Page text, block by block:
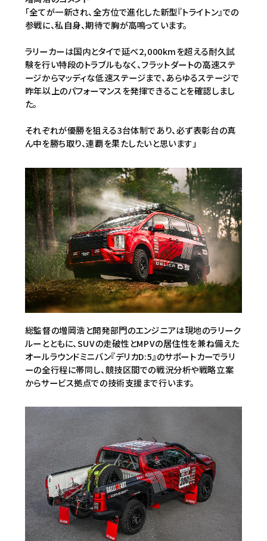
「全てが一新され、全方位で進化した新型『トライトン』での
参戦に、私自身、期待で胸が高鳴っています。
ラリーカーは国内とタイで延べ2,000kmを超える耐久試
験を行い特段のトラブルもなく、フラットダートの高速ステ
ージからマッディな低速ステージまで、あらゆるステージで
昨年以上のパフォーマンスを発揮できることを確認しまし
た。
それぞれが優勝を狙える3台体制であり、必ず表彰台の真
ん中を勝ち取り、連覇を果たしたいと思います」
総監督の増岡浩と開発部門のエンジニアは現地のラリーク
ルーとともに、SUVの走破性とMPVの居住性を兼ね備えた
オールラウンドミニバン『デリカD:5』のサポートカーでラリ
ーの全行程に帯同し、競技区間での戦況分析や戦略立案
からサービス拠点での技術支援まで行います。